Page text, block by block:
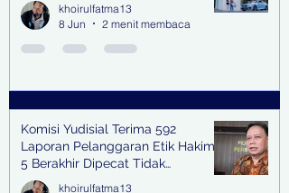
khoirulfatma13
8 Jun
2 menit membaca
Komisi Yudisial Terima 592
Laporan Pelanggaran Etik Hakim,
5 Berakhir Dipecat Tidak
Terhormat
khoirulfatma13